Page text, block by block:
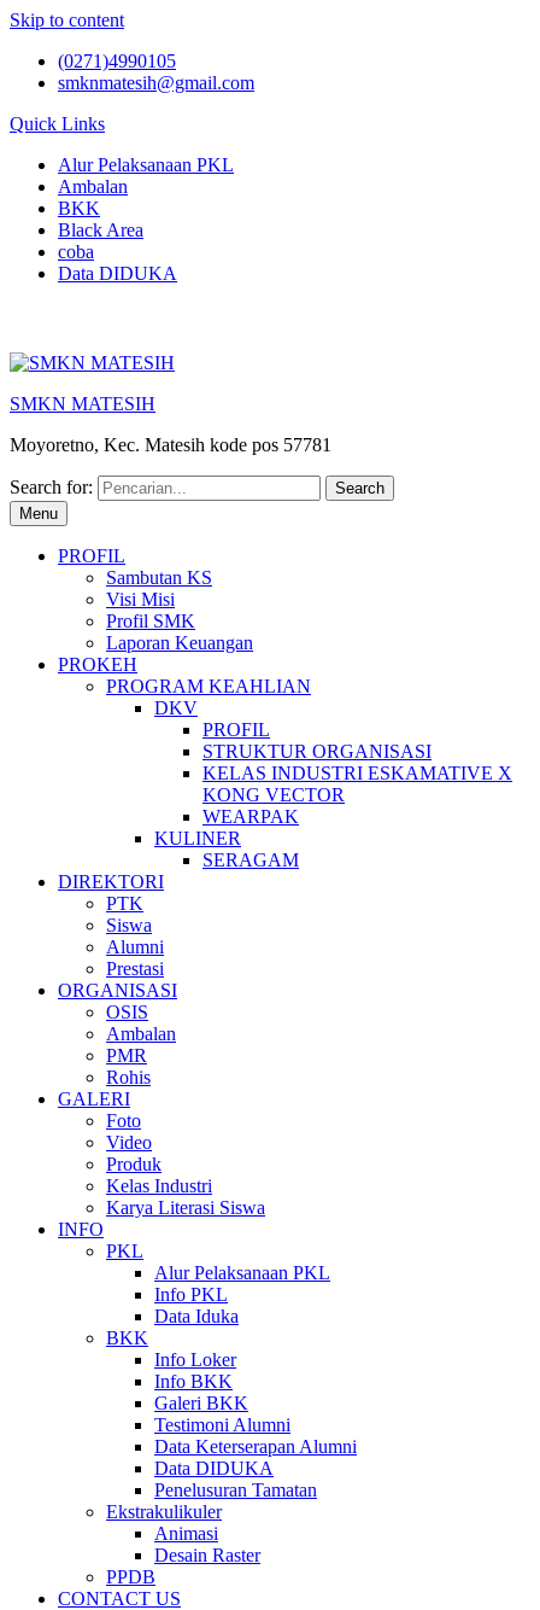
Skip to content
(0271)4990105
smknmatesih@gmail.com
Quick Links
Alur Pelaksanaan PKL
Ambalan
BKK
Black Area
coba
Data DIDUKA
SMKN MATESIH
Moyoretno, Kec. Matesih kode pos 57781
Search for:
Menu
PROFIL
Sambutan KS
Visi Misi
Profil SMK
Laporan Keuangan
PROKEH
PROGRAM KEAHLIAN
DKV
PROFIL
STRUKTUR ORGANISASI
KELAS INDUSTRI ESKAMATIVE X
KONG VECTOR
WEARPAK
KULINER
SERAGAM
DIREKTORI
PTK
Siswa
Alumni
Prestasi
ORGANISASI
OSIS
Ambalan
PMR
Rohis
GALERI
Foto
Video
Produk
Kelas Industri
Karya Literasi Siswa
INFO
PKL
Alur Pelaksanaan PKL
Info PKL
Data Iduka
BKK
Info Loker
Info BKK
Galeri BKK
Testimoni Alumni
Data Keterserapan Alumni
Data DIDUKA
Penelusuran Tamatan
Ekstrakulikuler
Animasi
Desain Raster
PPDB
CONTACT US